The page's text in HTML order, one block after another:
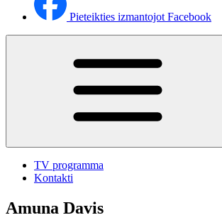
Pieteikties izmantojot Facebook
TV programma
Kontakti
Amuna Davis